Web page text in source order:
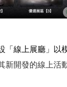
線上展廳」以
開發的線上活